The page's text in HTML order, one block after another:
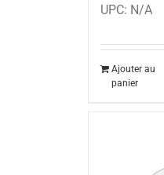
UPC: N/A
Ajouter au
panier